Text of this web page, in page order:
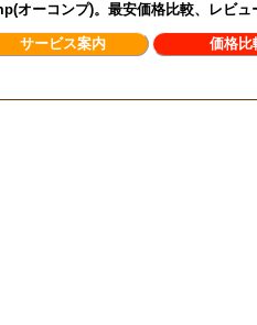
オーコンプ)。最安価格比較、レビ
サービス案内 価格比